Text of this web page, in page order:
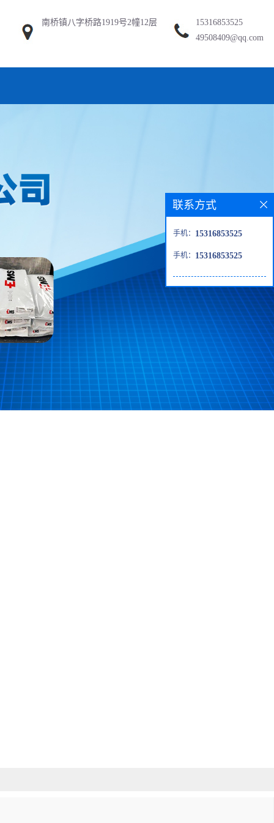
南桥镇八字桥路1919号2幢12层
15316853525
49508409@qq.com
联系方式
手机： 15316853525
手机： 15316853525